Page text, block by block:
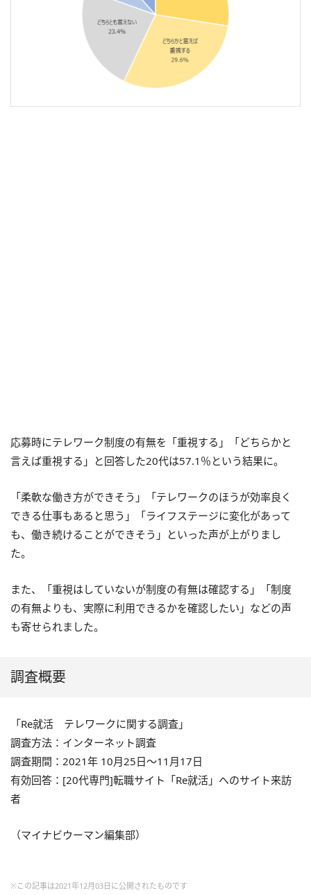
応募時にテレワーク制度の有無を「重視する」「どちらかと
言えば重視する」と回答した20代は57.1％という結果に。
「柔軟な働き方ができそう」「テレワークのほうが効率良く
できる仕事もあると思う」「ライフステージに変化があって
も、働き続けることができそう」といった声が上がりまし
た。
また、「重視はしていないが制度の有無は確認する」「制度
の有無よりも、実際に利用できるかを確認したい」などの声
も寄せられました。
調査概要
「Re就活 テレワークに関する調査」
調査方法：インターネット調査
調査期間：2021年 10月25日～11月17日
有効回答：[20代専門]転職サイト「Re就活」へのサイト来訪
者
（マイナビウーマン編集部）
※この記事は2021年12月03日に公開されたものです